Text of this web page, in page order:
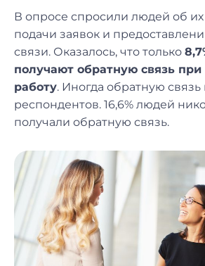
В опросе спросили людей об
подачи заявок и
связи. Оказалось, что только
получают обратную связь
работу. Иногда обратную связь
респондентов. 16,6% людей
получали обратную связь.